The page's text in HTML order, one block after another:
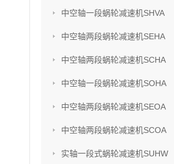
中空轴一段蜗轮减速机SHVA
中空轴两段蜗轮减速机SEHA
中空轴两段蜗轮减速机SCHA
中空轴一段蜗轮减速机SOHA
中空轴两段蜗轮减速机SEOA
中空轴两段蜗轮减速机SCOA
实轴一段式蜗轮减速机SUHW